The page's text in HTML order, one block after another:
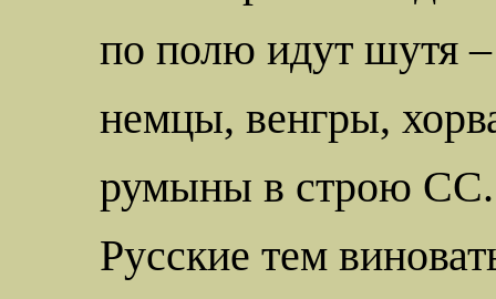
по полю идут шутя –
немцы, венгры,
румыны в строю СС.
Русские тем